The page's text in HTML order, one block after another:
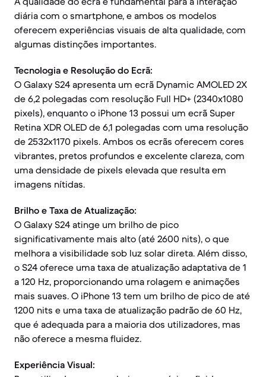
diária com o smartphone, e ambos os modelos
oferecem experiências visuais de alta qualidade, com
algumas distinções importantes.
Tecnologia e Resolução do Ecrã:
O Galaxy S24 apresenta um ecrã Dynamic AMOLED 2X
de 6,2 polegadas com resolução Full HD+ (2340x1080
pixels), enquanto o iPhone 13 possui um ecrã Super
Retina XDR OLED de 6,1 polegadas com uma resolução
de 2532x1170 pixels. Ambos os ecrãs oferecem cores
vibrantes, pretos profundos e excelente clareza, com
uma densidade de pixels elevada que resulta em
imagens nítidas.
Brilho e Taxa de Atualização:
O Galaxy S24 atinge um brilho de pico
significativamente mais alto (até 2600 nits), o que
melhora a visibilidade sob luz solar direta. Além disso,
o S24 oferece uma taxa de atualização adaptativa de 1
a 120 Hz, proporcionando uma rolagem e animações
mais suaves. O iPhone 13 tem um brilho de pico de até
1200 nits e uma taxa de atualização padrão de 60 Hz,
que é adequada para a maioria dos utilizadores, mas
não oferece a mesma fluidez.
Experiência Visual: